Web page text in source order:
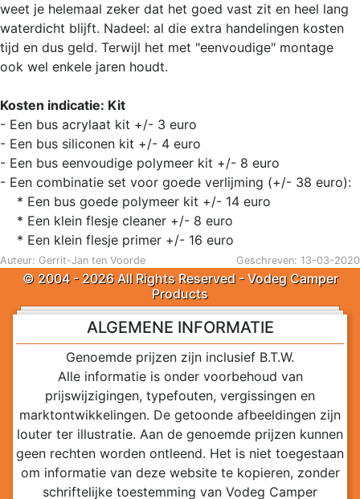
weet je helemaal zeker dat het goed vast zit en heel lang
waterdicht blijft. Nadeel: al die extra handelingen kosten
tijd en dus geld. Terwijl het met "eenvoudige" montage
ook wel enkele jaren houdt.
Kosten indicatie: Kit
- Een bus acrylaat kit +/- 3 euro
- Een bus siliconen kit +/- 4 euro
- Een bus eenvoudige polymeer kit +/- 8 euro
- Een combinatie set voor goede verlijming (+/- 38 euro):
* Een bus goede polymeer kit +/- 14 euro
* Een klein flesje cleaner +/- 8 euro
* Een klein flesje primer +/- 16 euro
Auteur: Gerrit-Jan ten Voorde Geschreven: 13-03-2020
© 2004 - 2026 All Rights Reserved - Vodeg Camper
Products
ALGEMENE INFORMATIE
Genoemde prijzen zijn inclusief B.T.W.
Alle informatie is onder voorbehoud van
prijswijzigingen, typefouten, vergissingen en
marktontwikkelingen. De getoonde afbeeldingen zijn
louter ter illustratie. Aan de genoemde prijzen kunnen
geen rechten worden ontleend. Het is niet toegestaan
om informatie van deze website te kopieren, zonder
schriftelijke toestemming van Vodeg Camper